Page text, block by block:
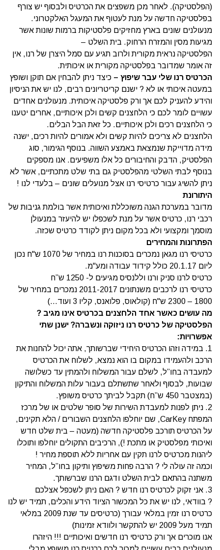
(הפלסטיקה). לאחר מכן משפצים את הכרטיס ולבסוף יש צורף
בפלסטיקה חדשה על מנת לעטוף את המעגל האלקטרוני.
מנעולנים שונים בארץ מחזיקים פלסטיקות ברמות שונות אשר
מגיעות מסין והמזרח הרחוק. בית השלט –
הפלסטיקה נראית מקורית ולרוב תגיע עם סמל היצרן של רנו, אין
זה אומר שמדובר בפלסטיקה מקורית או איכותית.
הכרטיס רנו שלי עבר שיפוץ –כיצד ניתן להבחין אם תוקן ושופץ
במעטה איכותי או לא ? ישנם קריטריונים רבים, לנו יש את הניסיון
והידע להעניק לכם אך ורק פלסטיקה איכותית. מנעולנים אחדים
עשויים לומר לכם כי הלחצנים קשים ולכן איכותיים, אחרים יטענו
כי הלחצנים רכים ולכן איכותיים. כל זאת הבל הבלים.
הלחצנים לא צריכים להיות קשים ולא אמורים להיות רכים, ישנה
מידה מדוייקת שנמצאת באמצע השווה. בנוסף הגימור, סוג
הפלסטיק, הדבק והחיבורים כל אלו משפיעים. אנו מספקים
בנוסף לבתי השלטי מהפלסטיק גם בתי שלט מתכתיים, אשר לא
ניתן להשיג עבור כרטיסי רנו אצל מנועלים שונים – בלעדי לנו !
היתורונת
מדובר במערכת הגנה משוכללת ואיכותית אשר בולמת גניבות של
רכבי רנו, כרטיס אשר על מנת לשכפלו יש להיעזר במנעולן
מוסמך ומקצועי ולא בכל מקום ניתן לקודד כרטיס שכזה.
הפתרונות והמחירים
כרטיסי רנו מגאן נמכרים בסוכנות רנו במחיר של 1070 ש"ח נכון
ליום 20.1.17 כולל קידוד עבודה ומע"מ.
כרטיס לרנו סניק ורנו וללנסיס מגיעים ל- 1250 ש”ח
כרטיסי רנו לרכבים משנתונים 2011-2017 נמכרים במחיר של
1800 – 2300 ש"ח (קולאוס, פלואנס, קליו 3 ועוד…)
מה עושים כאשר אחד הלחצנים בכרטיס אינו מגיב ?
הפלסטיקה של כרטיס רנו ניזוקה ונשברה? ישנן שתי
אפשרויות:
1. במידה וזהו הכרטיס היחידי שברשותך, אתה יכול להחנות את
הרכב ולהעמידו במקום בו הוא נמצא, לשלוח את הכרטיס
למעבדה בחו”ל, לשלם עבור המשלוח ולהמתין עד כשלושה
שבועות, לבסוף ולאחר שתשתלם בעבור עלות המשלוח והתיקון
(במצטבר 450 ש”ח) תקבל לביתך כרטיס משופץ.
2. ניתן לפנות למעבדת השירות של סופר שלטים או של מרכז
המפתח CarKey, שם יוחלפו הלחצנים השבורים / הלא תקינים,
על הכרטיס תורכב פלסטיקה חדשה (מעטה – בית שלט חדש
ואיכותי מפלסטיק או מתכת !), הרכיבים התקולים יוחלפו ותוכלו
ליהנות מכרטיס לרנו תקין עם אחריות ללא תוספת מחיר !
וכמה זה עולה לי ? הרבה פחות משיפוץ ותיקון בחו”ל, המחיר
משתנה בהתאם לבית השלט ודגם הרנו שברשותך.
3. אני זקוק לכרטיס רנו חדש ? האם ניתן לשכפל אצלכם
? בוודאי, לנו יש את כל המכשור הציוד הידע והכלים, תמיד יש לנו
כרטיס רנו זמין במלאי עבורך (כרטיסים עד שנת 2009 במלאי
תמיד מעל 2009 יש להתקשר ולוודא זמינות)
אנו מוכרים אך ורק כרטיסי רנו חדשים ואיכותיים !!! היזהרו